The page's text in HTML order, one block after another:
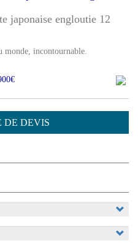
japonaise engloutie 12
monde, incontournable.
DE DEVIS